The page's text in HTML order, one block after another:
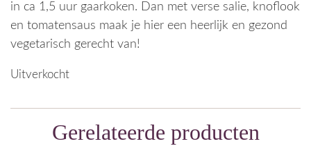
in ca 1,5 uur gaarkoken. Dan met verse salie, knoflook
en tomatensaus maak je hier een heerlijk en gezond
vegetarisch gerecht van!
Uitverkocht
Gerelateerde producten